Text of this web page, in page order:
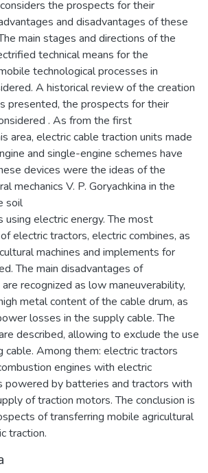
the prospects for their
and disadvantages of these
main stages and directions of the
technical means for the
technological processes in
A historical review of the creation
presented, the prospects for their
. As from the first
area, electric cable traction units made
and single-engine schemes have
devices were the ideas of the
mechanics V. P. Goryachkina in the
soil
using electric energy. The most
electric tractors, electric combines, as
machines and implements for
The main disadvantages of
recognized as low maneuverability,
metal content of the cable drum, as
losses in the supply cable. The
described, allowing to exclude the use
cable. Among them: electric tractors
engines with electric
powered by batteries and tractors with
of traction motors. The conclusion is
of transferring mobile agricultural
traction.